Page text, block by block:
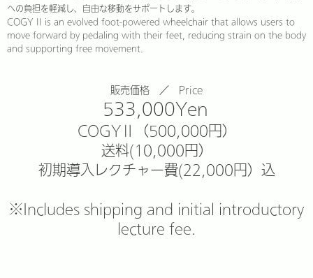
への負担を軽減し、自由な移動をサポートします。
COGY II is an evolved foot-powered wheelchair that allows users to
move forward by pedaling with their feet, reducing strain on the body
and supporting free movement.
販売価格 ／ Price
533,000Yen
COGYⅡ（500,000円）
送料(10,000円）
初期導入レクチャー費(22,000円）込
※Includes shipping and initial introductory
lecture fee.